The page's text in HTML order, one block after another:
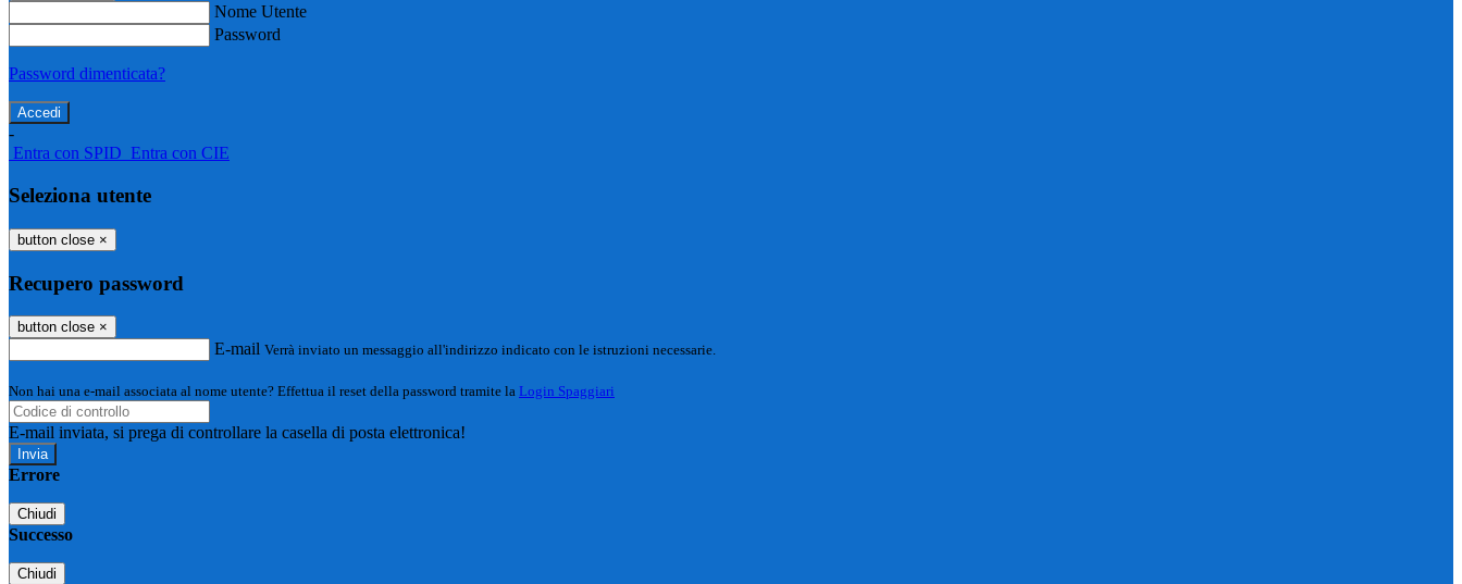
Nome Utente
Password
Password dimenticata?
-
Entra con SPID Entra con CIE
Seleziona utente
button close ×
Recupero password
button close ×
E-mail Verrà inviato un messaggio all'indirizzo indicato con le istruzioni necessarie.
Non hai una e-mail associata al nome utente? Effettua il reset della password tramite la Login Spaggiari
E-mail inviata, si prega di controllare la casella di posta elettronica!
Errore
Chiudi
Successo
Chiudi